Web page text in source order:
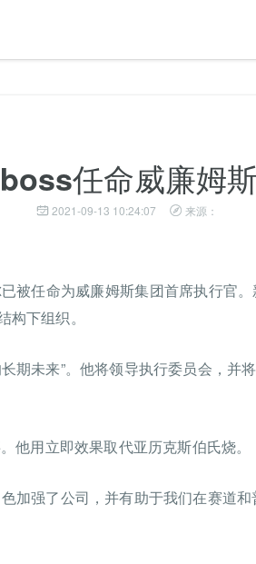
任命威廉姆
2021-09-13 10:24:07 来源：
被任命为威廉姆斯集团首席执行官
下组织。
期未来”。他将领导执行委员会，并
他用立即效果取代亚历克斯伯氏烧。
加强了公司，并有助于我们在赛道和